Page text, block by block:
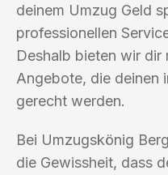
deinem Umzug Geld
professionellen
Deshalb bieten wir dir
Angebote, die deinen
gerecht werden.
Bei Umzugskönig
die Gewissheit, dass